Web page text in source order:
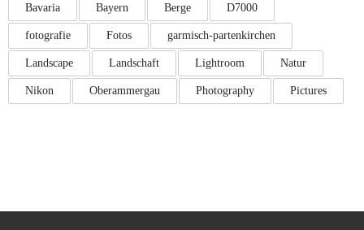
Bavaria Bayern Berge D7000
fotografie Fotos garmisch-partenkirchen
Landscape Landschaft Lightroom Natur
Nikon Oberammergau Photography Pictures